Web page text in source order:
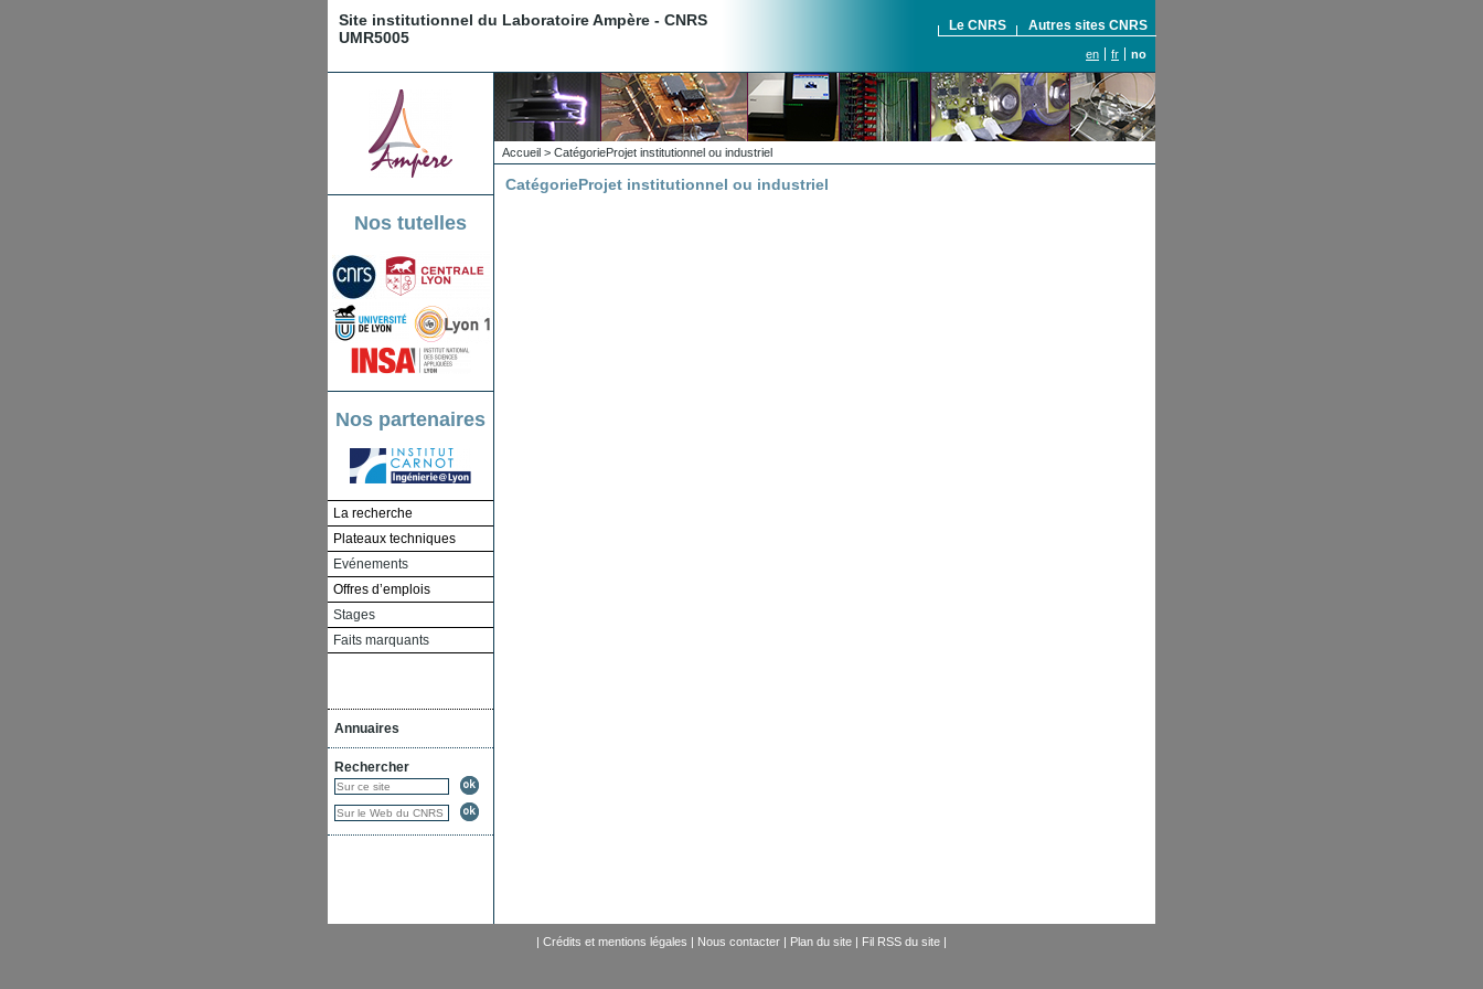
Site institutionnel du Laboratoire Ampère - CNRS
UMR5005
Le CNRS Autres sites CNRS
en fr no
Nos tutelles
Nos partenaires
La recherche
Plateaux techniques
Evénements
Offres d’emplois
Stages
Faits marquants
Annuaires
Rechercher
Accueil > CatégorieProjet institutionnel ou industriel
CatégorieProjet institutionnel ou industriel
| Crédits et mentions légales | Nous contacter | Plan du site | Fil RSS du site |